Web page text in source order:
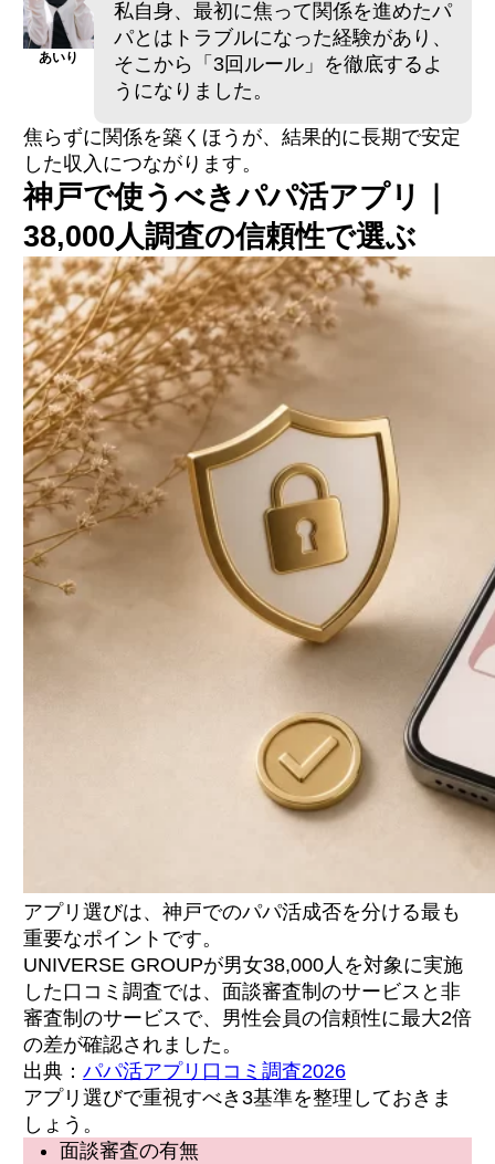
あいり
私自身、最初に焦って関係を進めたパ
パとはトラブルになった経験があり、
そこから「3回ルール」を徹底するよ
うになりました。
焦らずに関係を築くほうが、結果的に長期で安定
した収入につながります。
神戸で使うべきパパ活アプリ｜
38,000人調査の信頼性で選ぶ
アプリ選びは、神戸でのパパ活成否を分ける最も
重要なポイントです。
UNIVERSE GROUPが男女38,000人を対象に実施
した口コミ調査では、面談審査制のサービスと非
審査制のサービスで、男性会員の信頼性に最大2倍
の差が確認されました。
出典： パパ活アプリ口コミ調査2026
アプリ選びで重視すべき3基準を整理しておきま
しょう。
面談審査の有無